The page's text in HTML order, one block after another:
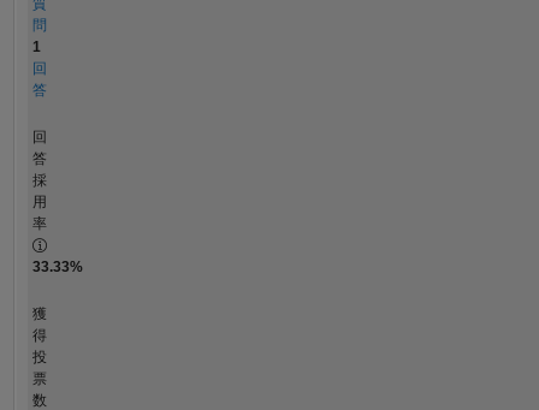
問
1
回
答
回
答
採
用
率
33.33%
獲
得
投
票
数